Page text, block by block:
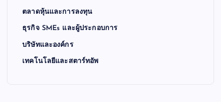
ตลาดหุ้นและการลงทุน
ธุรกิจ SMEs และผู้ประกอบการ
บริษัทและองค์กร
เทคโนโลยีและสตาร์ทอัพ